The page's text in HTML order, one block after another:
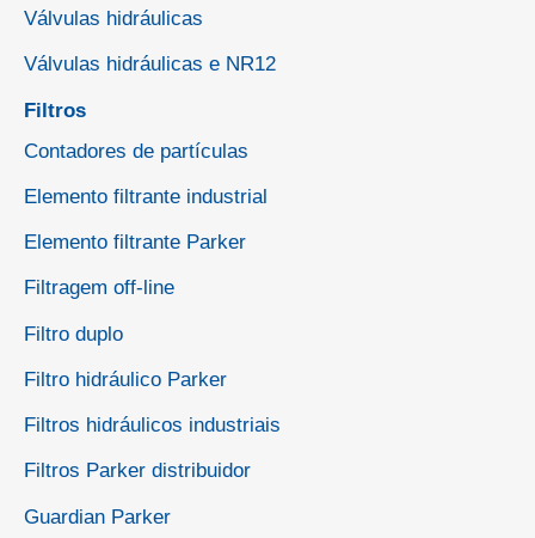
Válvulas hidráulicas
Válvulas hidráulicas e NR12
Filtros
Contadores de partículas
Elemento filtrante industrial
Elemento filtrante Parker
Filtragem off-line
Filtro duplo
Filtro hidráulico Parker
Filtros hidráulicos industriais
Filtros Parker distribuidor
Guardian Parker